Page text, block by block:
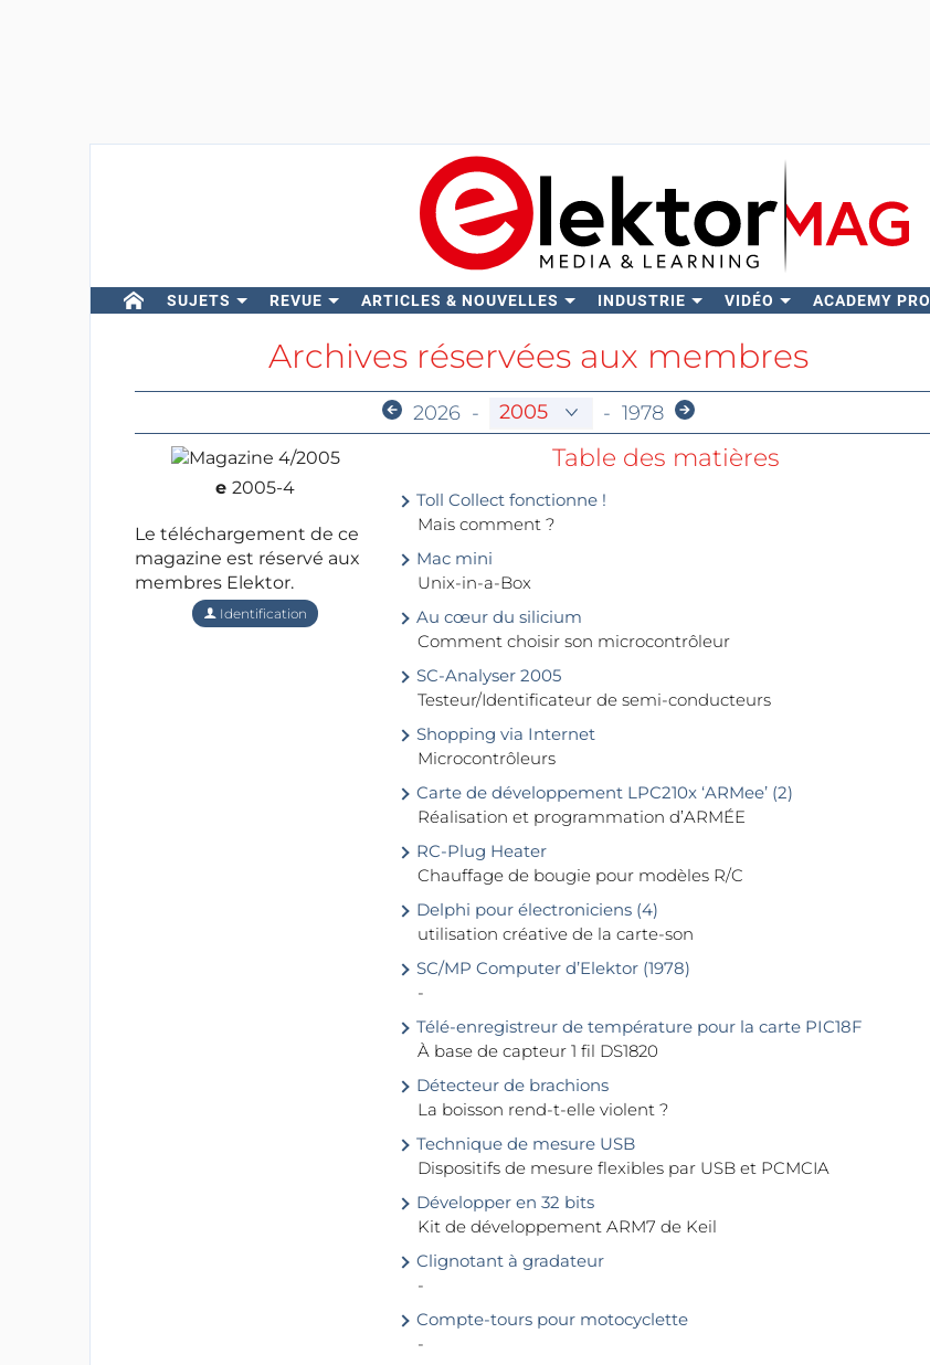
SUJETS REVUE ARTICLES & NOUVELLES INDUSTRIE VIDÉO ACADEMY PRO
Archives réservées aux membres
2026 - - 1978
e2005-4
Le téléchargement de ce
magazine est réservé aux
membres Elektor.
Identification
Table des matières
Toll Collect fonctionne !
Mais comment ?
Mac mini
Unix-in-a-Box
Au cœur du silicium
Comment choisir son microcontrôleur
SC-Analyser 2005
Testeur/Identificateur de semi-conducteurs
Shopping via Internet
Microcontrôleurs
Carte de développement LPC210x ‘ARMee’ (2)
Réalisation et programmation d’ARMÉE
RC-Plug Heater
Chauffage de bougie pour modèles R/C
Delphi pour électroniciens (4)
utilisation créative de la carte-son
SC/MP Computer d’Elektor (1978)
-
Télé-enregistreur de température pour la carte PIC18F
À base de capteur 1 fil DS1820
Détecteur de brachions
La boisson rend-t-elle violent ?
Technique de mesure USB
Dispositifs de mesure flexibles par USB et PCMCIA
Développer en 32 bits
Kit de développement ARM7 de Keil
Clignotant à gradateur
-
Compte-tours pour motocyclette
-